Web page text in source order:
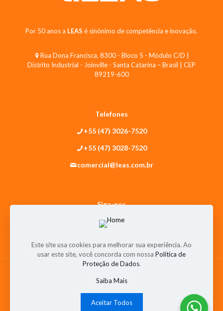
Por 50 anos a LEAS é sinônimo de competência e inovação.
Rua Dona Francisca, 8300 - Bloco 5 - Módulo C/D |
Distrito Industrial - Joinville - Santa Catarina – Brasil | CEP
89219-600
Telefones
+55 (47) 3026-7520
+55 (47) 3028-7520
comercial@leas.com.br
Siga-nos
2022 © LEAS Industrial Ltda.
Quem Somos
Certificações de Qualidade
Downloads Leas Itália
Este site usa cookies para melhorar sua experiência. Ao
usar este site, você concorda com nossa Política de
Proteção de Dados.
Saiba Mais
Aceitar Todos